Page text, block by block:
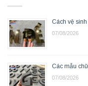
Cách vệ
07/08/2026
Các mẫu
07/08/2026